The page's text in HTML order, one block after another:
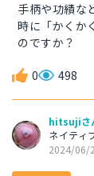
手柄や功績な
時に「かくか
のですか？
0 498
hitsujiさ
ネイティ
2024/06/